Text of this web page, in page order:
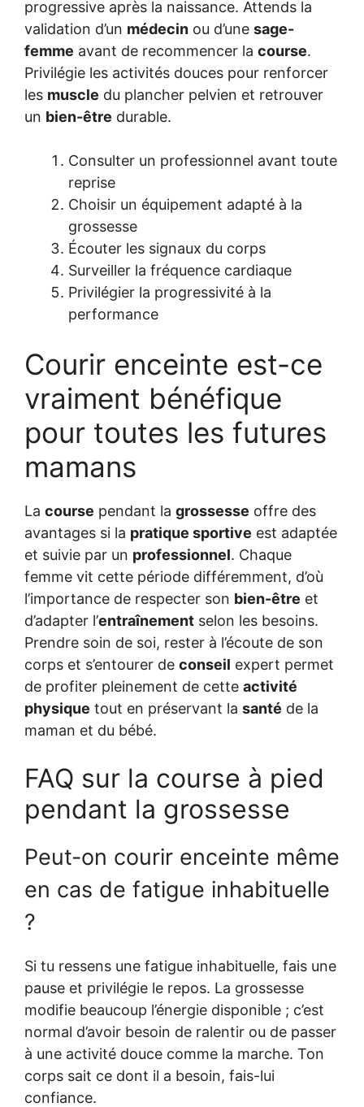
progressive après la naissance. Attends la
validation d’un médecin ou d’une sage-
femme avant de recommencer la course.
Privilégie les activités douces pour renforcer
les muscle du plancher pelvien et retrouver
un bien-être durable.
Consulter un professionnel avant toute
reprise
Choisir un équipement adapté à la
grossesse
Écouter les signaux du corps
Surveiller la fréquence cardiaque
Privilégier la progressivité à la
performance
Courir enceinte est-ce
vraiment bénéfique
pour toutes les futures
mamans
La course pendant la grossesse offre des
avantages si la pratique sportive est adaptée
et suivie par un professionnel. Chaque
femme vit cette période différemment, d’où
l’importance de respecter son bien-être et
d’adapter l’entraînement selon les besoins.
Prendre soin de soi, rester à l’écoute de son
corps et s’entourer de conseil expert permet
de profiter pleinement de cette activité
physique tout en préservant la santé de la
maman et du bébé.
FAQ sur la course à pied
pendant la grossesse
Peut-on courir enceinte même
en cas de fatigue inhabituelle
?
Si tu ressens une fatigue inhabituelle, fais une
pause et privilégie le repos. La grossesse
modifie beaucoup l’énergie disponible ; c’est
normal d’avoir besoin de ralentir ou de passer
à une activité douce comme la marche. Ton
corps sait ce dont il a besoin, fais-lui
confiance.